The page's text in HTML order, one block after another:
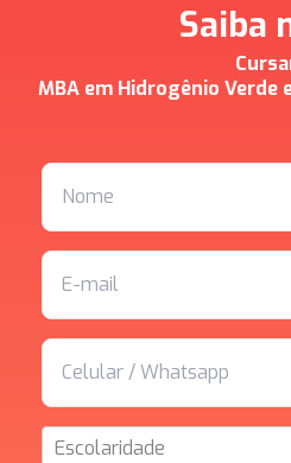
Saiba
MBA em Hidrogênio Verde
Escolaridade